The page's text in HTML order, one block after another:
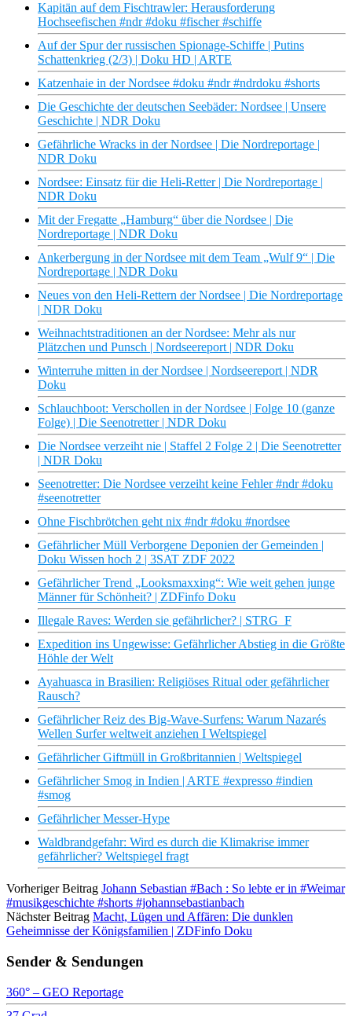
Kapitän auf dem Fischtrawler: Herausforderung
Hochseefischen #ndr #doku #fischer #schiffe
Auf der Spur der russischen Spionage-Schiffe | Putins
Schattenkrieg (2/3) | Doku HD | ARTE
Katzenhaie in der Nordsee #doku #ndr #ndrdoku #shorts
Die Geschichte der deutschen Seebäder: Nordsee | Unsere
Geschichte | NDR Doku
Gefährliche Wracks in der Nordsee | Die Nordreportage |
NDR Doku
Nordsee: Einsatz für die Heli-Retter | Die Nordreportage |
NDR Doku
Mit der Fregatte „Hamburg“ über die Nordsee | Die
Nordreportage | NDR Doku
Ankerbergung in der Nordsee mit dem Team „Wulf 9“ | Die
Nordreportage | NDR Doku
Neues von den Heli-Rettern der Nordsee | Die Nordreportage
| NDR Doku
Weihnachtstraditionen an der Nordsee: Mehr als nur
Plätzchen und Punsch | Nordseereport | NDR Doku
Winterruhe mitten in der Nordsee | Nordseereport | NDR
Doku
Schlauchboot: Verschollen in der Nordsee | Folge 10 (ganze
Folge) | Die Seenotretter | NDR Doku
Die Nordsee verzeiht nie | Staffel 2 Folge 2 | Die Seenotretter
| NDR Doku
Seenotretter: Die Nordsee verzeiht keine Fehler #ndr #doku
#seenotretter
Ohne Fischbrötchen geht nix #ndr #doku #nordsee
Gefährlicher Müll Verborgene Deponien der Gemeinden |
Doku Wissen hoch 2 | 3SAT ZDF 2022
Gefährlicher Trend „Looksmaxxing“: Wie weit gehen junge
Männer für Schönheit? | ZDFinfo Doku
Illegale Raves: Werden sie gefährlicher? | STRG_F
Expedition ins Ungewisse: Gefährlicher Abstieg in die Größte
Höhle der Welt
Ayahuasca in Brasilien: Religiöses Ritual oder gefährlicher
Rausch?
Gefährlicher Reiz des Big-Wave-Surfens: Warum Nazarés
Wellen Surfer weltweit anziehen I Weltspiegel
Gefährlicher Giftmüll in Großbritannien | Weltspiegel
Gefährlicher Smog in Indien | ARTE #expresso #indien
#smog
Gefährlicher Messer-Hype
Waldbrandgefahr: Wird es durch die Klimakrise immer
gefährlicher? Weltspiegel fragt
Vorheriger Beitrag Johann Sebastian #Bach : So lebte er in #Weimar
#musikgeschichte #shorts #johannsebastianbach
Nächster Beitrag Macht, Lügen und Affären: Die dunklen
Geheimnisse der Königsfamilien | ZDFinfo Doku
Sender & Sendungen
360° – GEO Reportage